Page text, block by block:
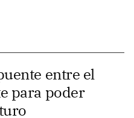
entre el
para poder